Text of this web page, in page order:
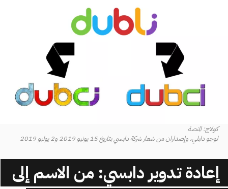
كولاج: المنصة
لوجو دابلي، وإصداران من شعار شركة دابسي بتاريخ 15 يونيو 2019 و2 يوليو 2019
إعادة تدوير دابسي: من الاسم إلى